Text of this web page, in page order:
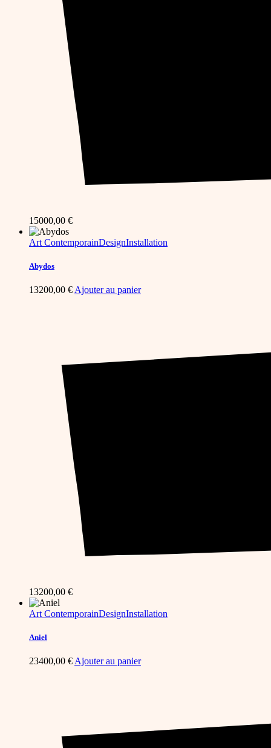
15000,00 €
Art ContemporainDesignInstallation
Abydos
13200,00 € Ajouter au panier
13200,00 €
Art ContemporainDesignInstallation
Aniel
23400,00 €Ajouter au panier